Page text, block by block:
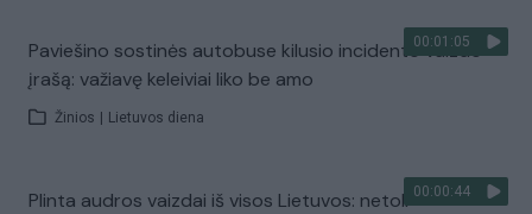
00:01:05
Paviešino sostinės autobuse kilusio incidento vaizdo
įrašą: važiavę keleiviai liko be amo
Žinios Lietuvos diena
00:00:44
Plinta audros vaizdai iš visos Lietuvos: netoli